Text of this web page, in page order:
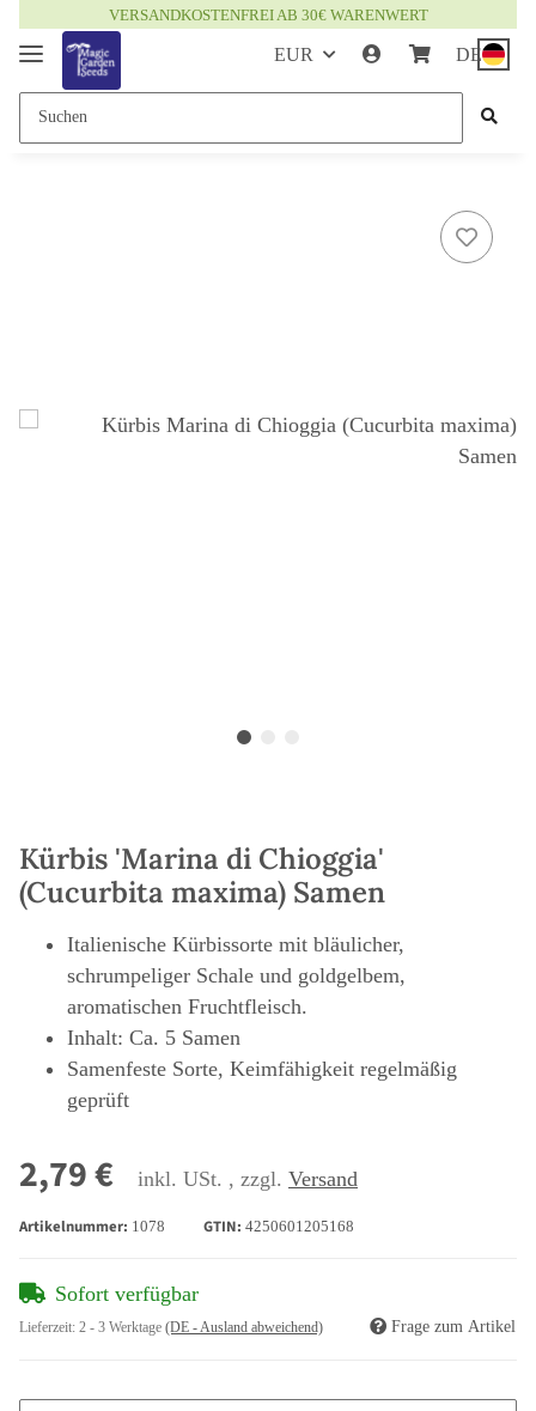
VERSANDKOSTENFREI AB 30€ WARENWERT
EUR DE
Kürbis 'Marina di Chioggia'
(Cucurbita maxima) Samen
Italienische Kürbissorte mit bläulicher,
schrumpeliger Schale und goldgelbem,
aromatischen Fruchtfleisch.
Inhalt: Ca. 5 Samen
Samenfeste Sorte, Keimfähigkeit regelmäßig
geprüft
2,79 € inkl. USt. , zzgl. Versand
Artikelnummer: 1078 GTIN: 4250601205168
Sofort verfügbar
Lieferzeit: 2 - 3 Werktage (DE - Ausland abweichend) Frage zum Artikel